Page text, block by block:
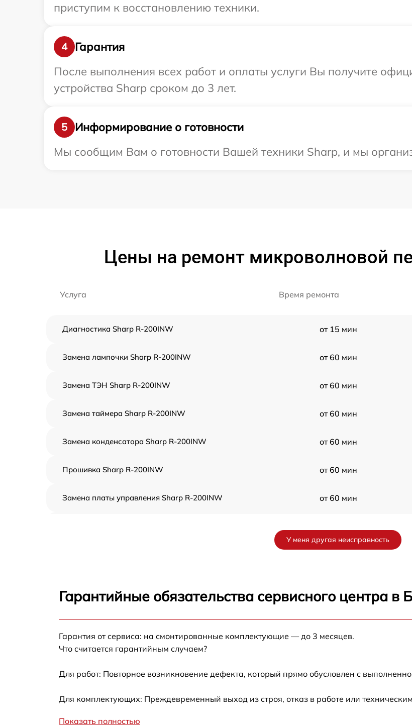
приступим к восстановлению техники.
4
Гарантия
После выполнения всех работ и оплаты услуги Вы получите
устройства Sharp сроком до 3 лет.
5
Информирование о готовности
Мы сообщим Вам о готовности Вашей техники Sharp, и мы
Цены на ремонт микроволновой
Услуга Время ремонта
Диагностика Sharp R-200INW от 15 мин
Замена лампочки Sharp R-200INW от 60 мин
Замена ТЭН Sharp R-200INW от 60 мин
Замена таймера Sharp R-200INW от 60 мин
Замена конденсатора Sharp R-200INW от 60 мин
Прошивка Sharp R-200INW от 60 мин
Замена платы управления Sharp R-200INW от 60 мин
Ремонт волновода Sharp R-200INW от 60 мин
200INW
Замена блока управления Sharp R-200INW от 60 мин
Замена силового трансформатора Sharp R-
У меня другая неисправность
Гарантийные обязательства сервисного центра в
Гарантия от сервиса: на смонтированные комплектующие — до 3 месяцев.
Что считается гарантийным случаем?
Для работ: Повторное возникновение дефекта, который прямо обусловлен с
Для комплектующих: Преждевременный выход из строя, отказ в работе или
Показать полностью